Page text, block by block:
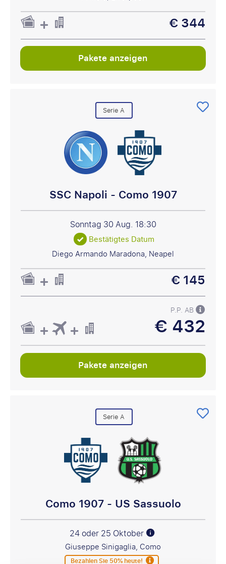
€ 344
Pakete anzeigen
Serie A
SSC Napoli - Como 1907
Sonntag 30 Aug. 18:30
Bestätigtes Datum
Diego Armando Maradona, Neapel
€ 145
P.P. AB
€ 432
Pakete anzeigen
Serie A
Como 1907 - US Sassuolo
24 oder 25 Oktober
Giuseppe Sinigaglia, Como
Bezahlen Sie 50% heute!